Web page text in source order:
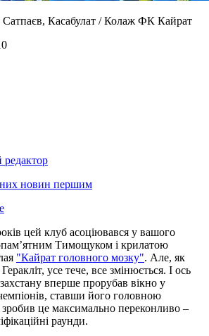
Касабулат / Колаж ФК Кайрат
редактор
новин першим
цей клуб асоціювався у вашого
Тимощуком і крилатою
"Кайрат головного мозку". Але, як
усе тече, все змінюється. І ось
вперше прорубав вікно у
ставши його головною
це максимально переконливо –
раунди.